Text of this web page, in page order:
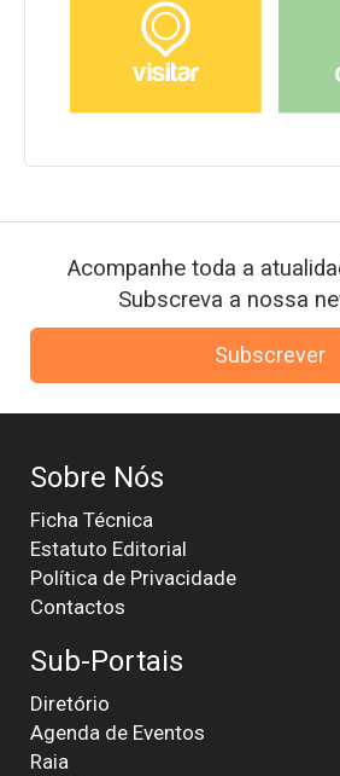
Acompanhe toda a
Subscreva a nossa
Subscrever
Sobre Nós
Ficha Técnica
Estatuto Editorial
Política de Privacidade
Contactos
Sub-Portais
Diretório
Agenda de Eventos
Raia